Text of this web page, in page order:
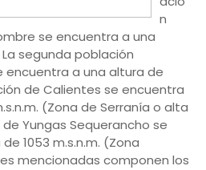
n
se encuentra a una
La segunda población
a una altura de
de Calientes se encuentra
(Zona de Serranía o alta
Yungas Sequerancho se
1053 m.s.n.m. (Zona
mencionadas componen los